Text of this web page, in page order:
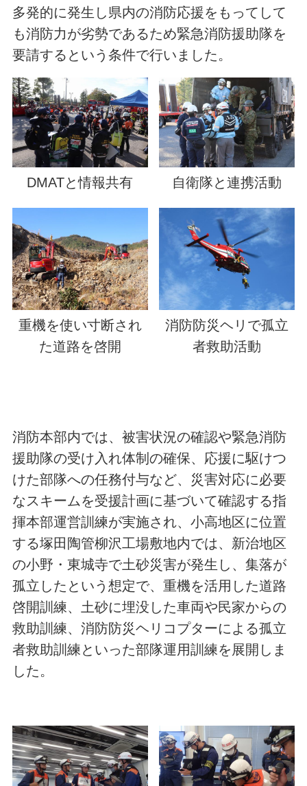
多発的に発生し県内の消防応援をもってして
も消防力が劣勢であるため緊急消防援助隊を
要請するという条件で行いました。
DMATと情報共有 自衛隊と連携活動
重機を使い寸断され
た道路を啓開
消防防災ヘリで孤立
者救助活動
消防本部内では、被害状況の確認や緊急消防
援助隊の受け入れ体制の確保、応援に駆けつ
けた部隊への任務付与など、災害対応に必要
なスキームを受援計画に基づいて確認する指
揮本部運営訓練が実施され、小高地区に位置
する塚田陶管柳沢工場敷地内では、新治地区
の小野・東城寺で土砂災害が発生し、集落が
孤立したという想定で、重機を活用した道路
啓開訓練、土砂に埋没した車両や民家からの
救助訓練、消防防災ヘリコプターによる孤立
者救助訓練といった部隊運用訓練を展開しま
した。